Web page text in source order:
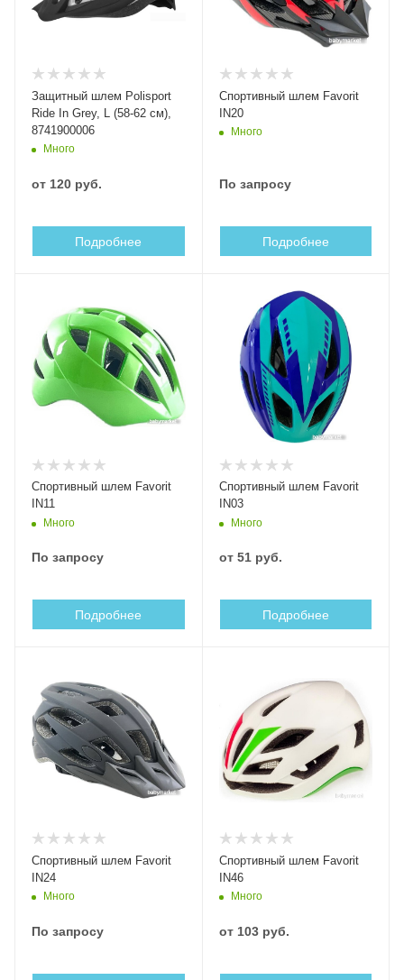
Защитный шлем Polisport
Ride In Grey, L (58-62 см),
8741900006
Много
от 120 руб.
Подробнее
Cпортивный шлем Favorit
IN20
Много
По запросу
Подробнее
Cпортивный шлем Favorit
IN11
Много
По запросу
Подробнее
Cпортивный шлем Favorit
IN03
Много
от 51 руб.
Подробнее
Cпортивный шлем Favorit
IN24
Много
По запросу
Cпортивный шлем Favorit
IN46
Много
от 103 руб.